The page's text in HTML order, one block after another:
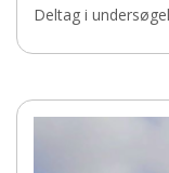
Deltag i